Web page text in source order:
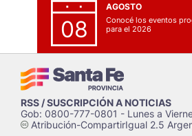
08
AGOSTO
Conocé los eventos
para el 2026
RSS / SUSCRIPCIÓN A NOTICIAS
Gob: 0800-777-0801 - Lunes a
cAtribución-CompartirIgual 2.5